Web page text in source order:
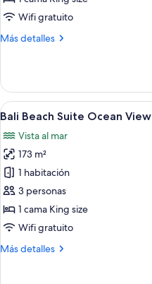
OceanWifi gratuito
Más detalles
Más
Suite
Ocean
View
Ver
todas
las
fotos
de
Bali
Beach
Suite
View
7
Bali Beach Suite Ocean View
Vista al mar
173 m²
1 habitación
3 personas
1 cama King size
Wifi gratuito
Más detalles
Más